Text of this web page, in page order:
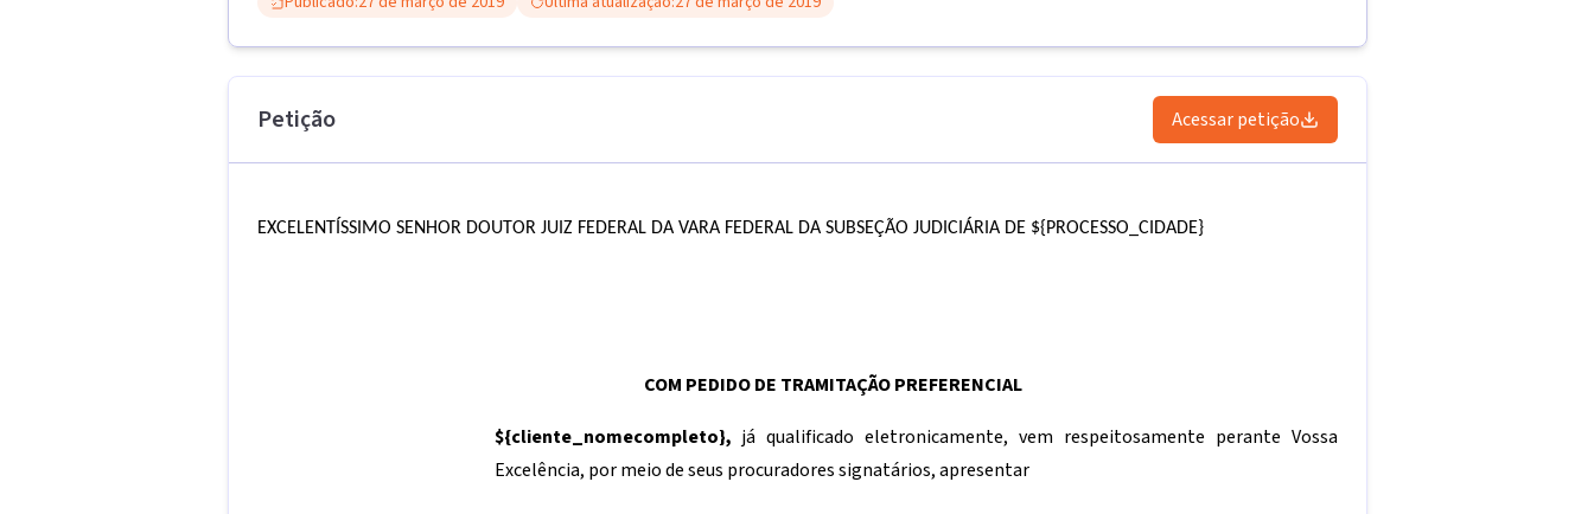
Petição Acessar petição
EXCELENTÍSSIMO SENHOR DOUTOR JUIZ FEDERAL DA VARA FEDERAL DA SUBSEÇÃO JUDICIÁRIA DE ${PROCESSO_CIDADE}
COM PEDIDO DE TRAMITAÇÃO PREFERENCIAL
${cliente_nomecompleto}, já qualificado eletronicamente, vem respeitosamente perante Vossa
Excelência, por meio de seus procuradores signatários, apresentar